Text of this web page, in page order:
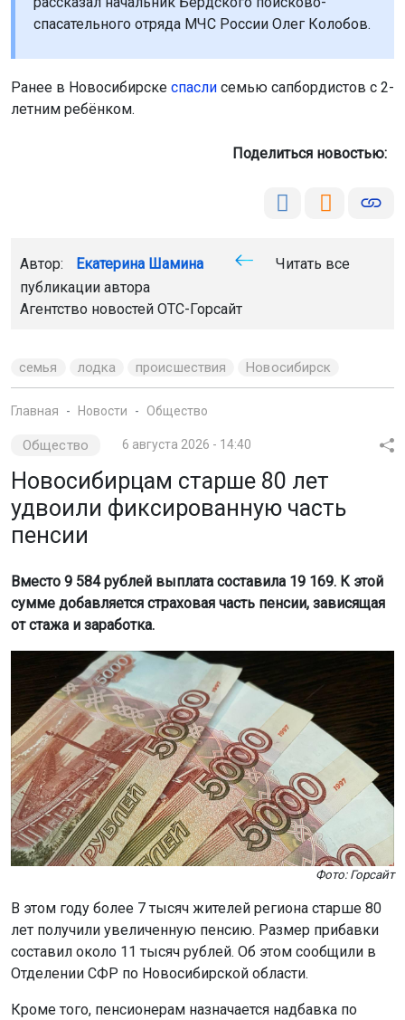
спасательного отряда МЧС России Олег Колобов.
Ранее в Новосибирске спасли семью сапбордистов с 2-
летним ребёнком.
Поделиться новостью:
Автор: Екатерина Шамина
Читать все
публикации автора
Агентство новостей ОТС-Горсайт
семья лодка происшествия Новосибирск
Главная Новости Общество
Общество 6 августа 2026 - 14:40
Новосибирцам старше 80 лет
удвоили фиксированную часть
пенсии
Вместо 9 584 рублей выплата составила 19 169. К этой
сумме добавляется страховая часть пенсии, зависящая
от стажа и заработка.
Фото: Горсайт
В этом году более 7 тысяч жителей региона старше 80
лет получили увеличенную пенсию. Размер прибавки
составил около 11 тысяч рублей. Об этом сообщили в
Отделении СФР по Новосибирской области.
Кроме того, пенсионерам назначается надбавка по